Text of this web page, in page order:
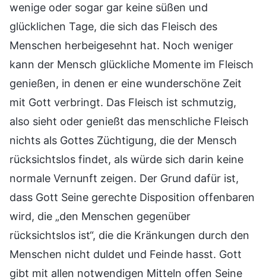
wenige oder sogar gar keine süßen und
glücklichen Tage, die sich das Fleisch des
Menschen herbeigesehnt hat. Noch weniger
kann der Mensch glückliche Momente im Fleisch
genießen, in denen er eine wunderschöne Zeit
mit Gott verbringt. Das Fleisch ist schmutzig,
also sieht oder genießt das menschliche Fleisch
nichts als Gottes Züchtigung, die der Mensch
rücksichtslos findet, als würde sich darin keine
normale Vernunft zeigen. Der Grund dafür ist,
dass Gott Seine gerechte Disposition offenbaren
wird, die „den Menschen gegenüber
rücksichtslos ist“, die die Kränkungen durch den
Menschen nicht duldet und Feinde hasst. Gott
gibt mit allen notwendigen Mitteln offen Seine